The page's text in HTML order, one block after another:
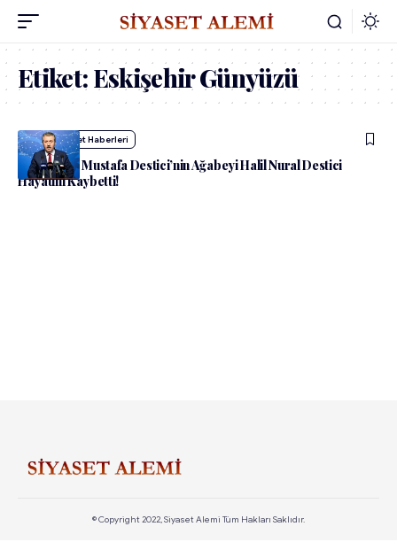
Etiket:Eskişehir Günyüzü
admin Siyaset Haberleri
BBP Lideri Mustafa Destici’nin Ağabeyi Halil Nural Destici
Hayatını Kaybetti!
© Copyright 2022, Siyaset Alemi Tüm Hakları Saklıdır.